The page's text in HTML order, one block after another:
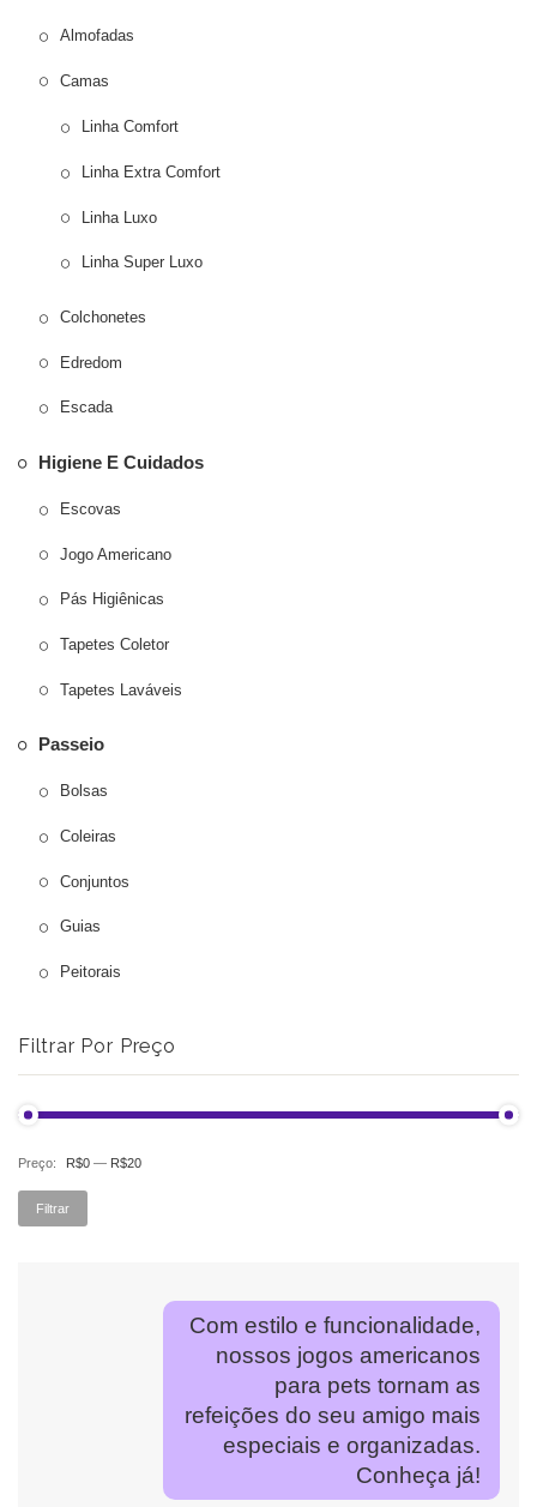
Almofadas
Camas
Linha Comfort
Linha Extra Comfort
Linha Luxo
Linha Super Luxo
Colchonetes
Edredom
Escada
Higiene E Cuidados
Escovas
Jogo Americano
Pás Higiênicas
Tapetes Coletor
Tapetes Laváveis
Passeio
Bolsas
Coleiras
Conjuntos
Guias
Peitorais
Filtrar Por Preço
Filtrar
Preço: R$0 — R$20
Com estilo e funcionalidade,
nossos jogos americanos
para pets tornam as
refeições do seu amigo mais
especiais e organizadas.
Conheça já!